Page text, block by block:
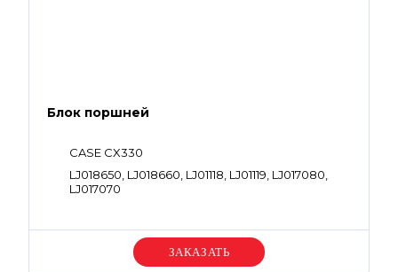
Блок поршней
CASE CX330
LJ018650, LJ018660, LJ01118, LJ01119, LJ017080,
LJ017070
Уточняйте цену